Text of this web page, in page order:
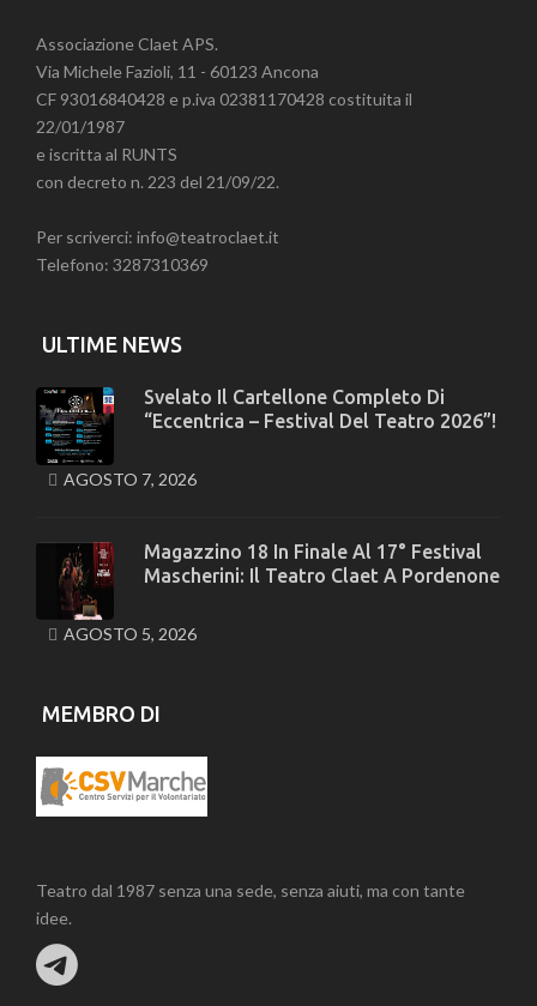
Associazione Claet APS.
Via Michele Fazioli, 11 - 60123 Ancona
CF 93016840428 e p.iva 02381170428 costituita il
22/01/1987
e iscritta al RUNTS
con decreto n. 223 del 21/09/22.
Per scriverci: info@teatroclaet.it
Telefono: 3287310369
ULTIME NEWS
Svelato Il Cartellone Completo Di
“Eccentrica – Festival Del Teatro 2026”!
AGOSTO 7, 2026
Magazzino 18 In Finale Al 17° Festival
Mascherini: Il Teatro Claet A Pordenone
AGOSTO 5, 2026
MEMBRO DI
Teatro dal 1987 senza una sede, senza aiuti, ma con tante
idee.